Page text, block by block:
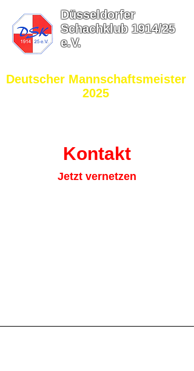
Düsseldorfer
Schachklub 1914/25
e.V.
​Deutscher Mannschaftsmeister
2025
Kontakt
Jetzt vernetzen